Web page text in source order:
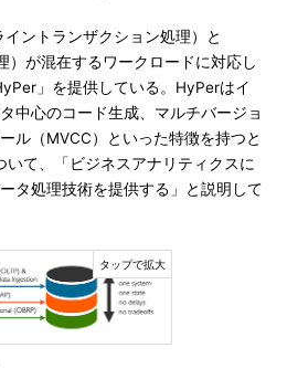
ントランザクション処理）と
）が混在するワークロードに対応し
」を提供している。HyPerはイ
中心のコード生成、マルチバージョ
ル（MVCC）といった特徴を持つと
て、「ビジネスアナリティクスに
タ処理技術を提供する」と説明して